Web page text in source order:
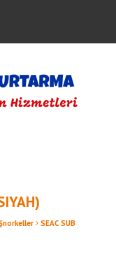
SEAC SUB